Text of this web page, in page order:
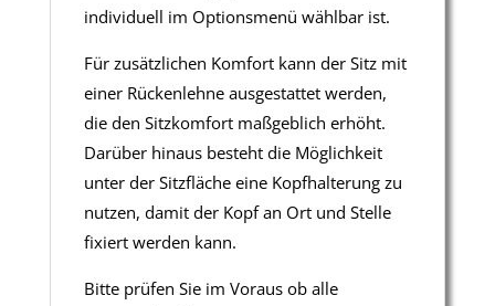
individuell im Optionsmenü wählbar ist.
Für zusätzlichen Komfort kann der Sitz mit
einer Rückenlehne ausgestattet werden,
die den Sitzkomfort maßgeblich erhöht.
Darüber hinaus besteht die Möglichkeit
unter der Sitzfläche eine Kopfhalterung zu
nutzen, damit der Kopf an Ort und Stelle
fixiert werden kann.
Bitte prüfen Sie im Voraus ob alle